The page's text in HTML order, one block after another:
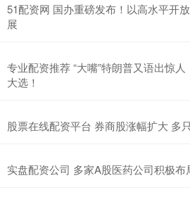
51配资网 国办重磅发布！以高水平开
展
专业配资推荐 “大嘴”特朗普又语出惊
大选！
股票在线配资平台 券商股涨幅扩大 多
实盘配资公司 多家A股医药公司积极布